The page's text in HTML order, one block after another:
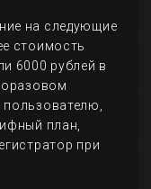
на следующие
стоимость
6000 рублей в
план,
при